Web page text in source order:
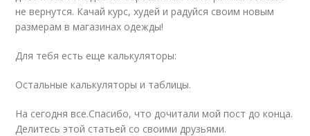
не вернутся. Качай курс, худей и радуйся своим новым
размерам в магазинах одежды!
Для тебя есть еще калькуляторы:
Остальные калькуляторы и таблицы.
На сегодня все.Спасибо, что дочитали мой пост до конца.
Делитесь этой статьей со своими друзьями.